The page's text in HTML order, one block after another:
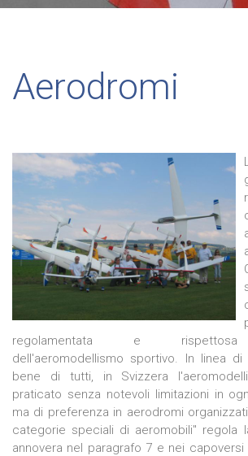
Aerodromi
regolamentata e rispettosa
dell'aeromodellismo sportivo. In linea
bene di tutti, in Svizzera
praticato senza notevoli limitazioni in
ma di preferenza in aerodromi
categorie speciali di aeromobili" regola
annovera nel paragrafo 7 e nei